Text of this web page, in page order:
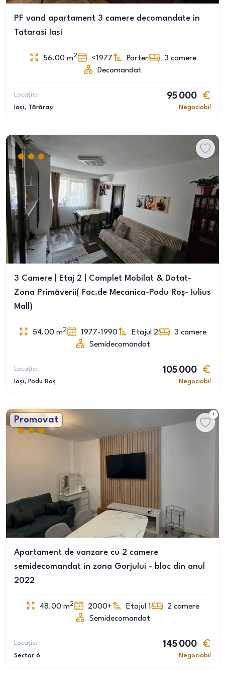
PF vand apartament 3 camere decomandate in
Tatarasi Iasi
56.00 m2 <1977 Parter 3 camere
Decomandat
Locație:
Iași, Tărărași
95 000
Negociabil
3 Camere | Etaj 2 | Complet Mobilat & Dotat-
Zona Primăverii( Fac.de Mecanica-Podu Roș- Iulius
Mall)
54.00 m2 1977-1990 Etajul 2 3 camere
Semidecomandat
Locație:
Iași, Podu Roș
105 000
Negociabil
Promovat
1
Apartament de vanzare cu 2 camere
semidecomandat in zona Gorjului - bloc din anul
2022
48.00 m2 2000+ Etajul 1 2 camere
Semidecomandat
Locație:
Sector 6
145 000
Negociabil